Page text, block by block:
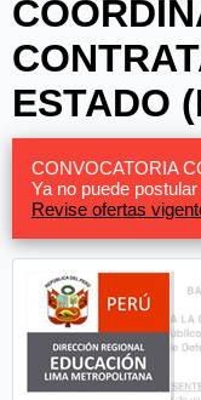
ESTADO
CONVOCATORIA
Ya no puede
Revise ofertas